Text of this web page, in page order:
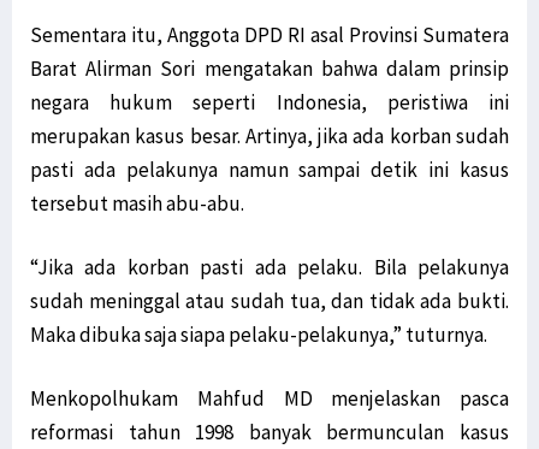
Sementara itu, Anggota DPD RI asal Provinsi Sumatera
Barat Alirman Sori mengatakan bahwa dalam prinsip
negara hukum seperti Indonesia, peristiwa ini
merupakan kasus besar. Artinya, jika ada korban sudah
pasti ada pelakunya namun sampai detik ini kasus
tersebut masih abu-abu.
“Jika ada korban pasti ada pelaku. Bila pelakunya
sudah meninggal atau sudah tua, dan tidak ada bukti.
Maka dibuka saja siapa pelaku-pelakunya,” tuturnya.
Menkopolhukam Mahfud MD menjelaskan pasca
reformasi tahun 1998 banyak bermunculan kasus